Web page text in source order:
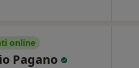
online
Pagano